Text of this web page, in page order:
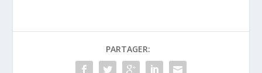
PARTAGER: